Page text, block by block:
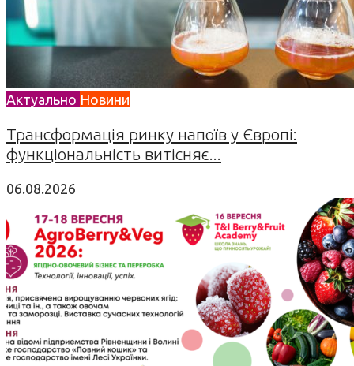
Актуально Новини
Трансформація ринку напоїв у Європі:
функціональність витісняє...
06.08.2026